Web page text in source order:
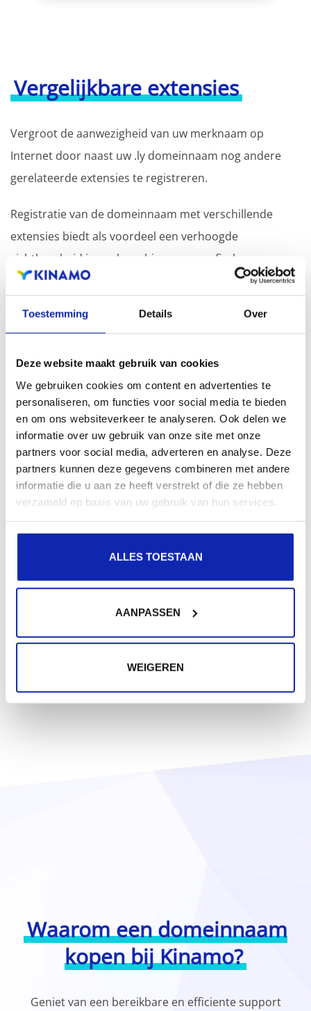
Toestemming Details Over
Deze website maakt gebruik van cookies
We gebruiken cookies om content en advertenties te
personaliseren, om functies voor social media te bieden
en om ons websiteverkeer te analyseren. Ook delen we
informatie over uw gebruik van onze site met onze
partners voor social media, adverteren en analyse. Deze
partners kunnen deze gegevens combineren met andere
informatie die u aan ze heeft verstrekt of die ze hebben
verzameld op basis van uw gebruik van hun services.
ALLES TOESTAAN
AANPASSEN
WEIGEREN
Vergelijkbare extensies
Vergroot de aanwezigheid van uw merknaam op
Internet door naast uw .ly domeinnaam nog andere
gerelateerde extensies te registreren.
Registratie van de domeinnaam met verschillende
extensies biedt als voordeel een verhoogde
zichtbaarheid in zoekmachines, geografische
aanwezigheid en verbeterde aanwezigheid bij lokale
Waarom een domeinnaam
kopen bij Kinamo?
Geniet van een bereikbare en efficiente support